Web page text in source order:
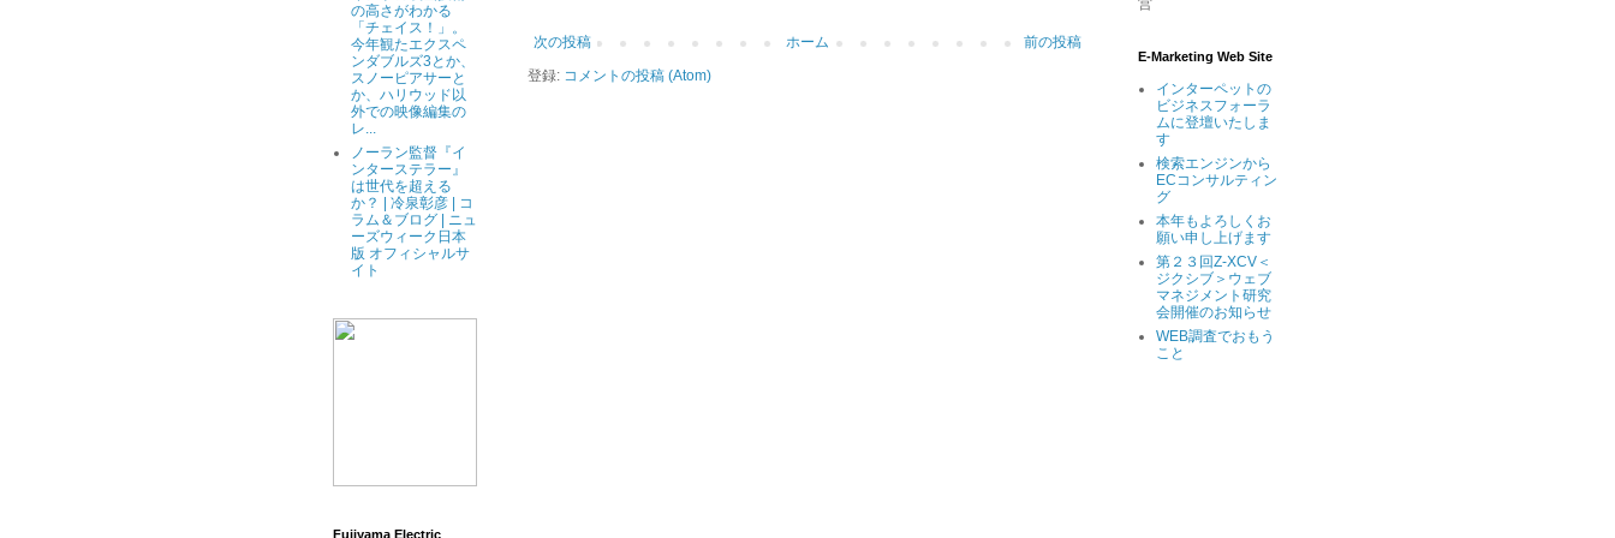
次の投稿 前の投稿
ホーム
登録: コメントの投稿 (Atom)
の高さがわかる
「チェイス！」。
今年観たエクスペ
ンダブルズ3とか、
スノーピアサーと
か、ハリウッド以
外での映像編集の
レ...
ノーラン監督『イ
ンターステラー』
は世代を超える
か？ | 冷泉彰彦 | コ
ラム＆ブログ | ニュ
ーズウィーク日本
版 オフィシャルサ
イト
Fujiyama Electric
営
E-Marketing Web Site
インターペットの
ビジネスフォーラ
ムに登壇いたしま
す
検索エンジンから
ECコンサルティン
グ
本年もよろしくお
願い申し上げます
第２３回Z-XCV＜
ジクシブ＞ウェブ
マネジメント研究
会開催のお知らせ
WEB調査でおもう
こと